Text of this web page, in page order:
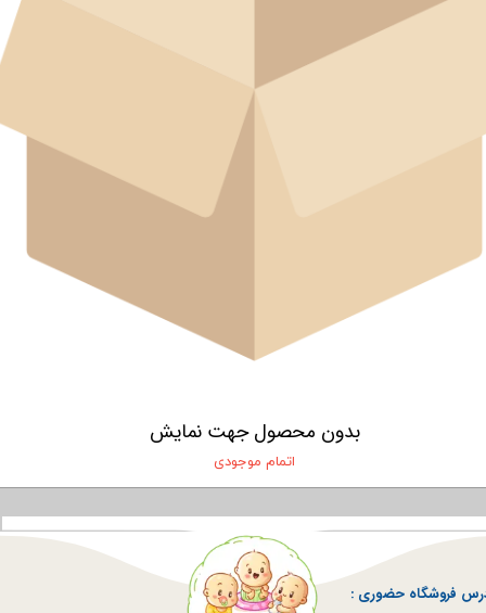
بدون محصول جهت نمایش
اتمام موجودی
فروشگاه حضوری :